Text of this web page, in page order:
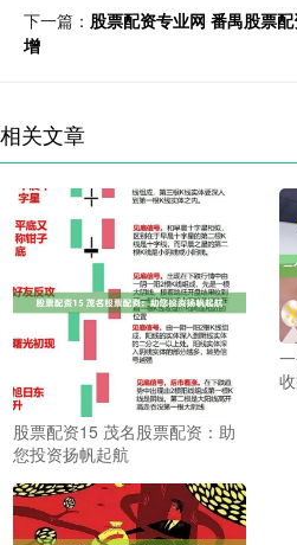
下一篇： 股票配资专业网 番禺股票
增
相关文章
股票配资15 茂名股票配资：助
您投资扬帆起航